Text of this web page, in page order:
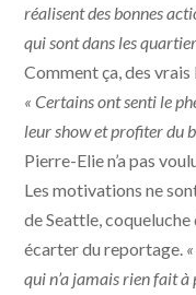
réalisent des bonnes
qui sont dans les
Comment ça, des vrais
« Certains ont senti le
leur show et profiter du
Pierre-Elie n’a pas
Les motivations ne
de Seattle, coqueluche
écarter du reportage.
qui n’a jamais rien fait à